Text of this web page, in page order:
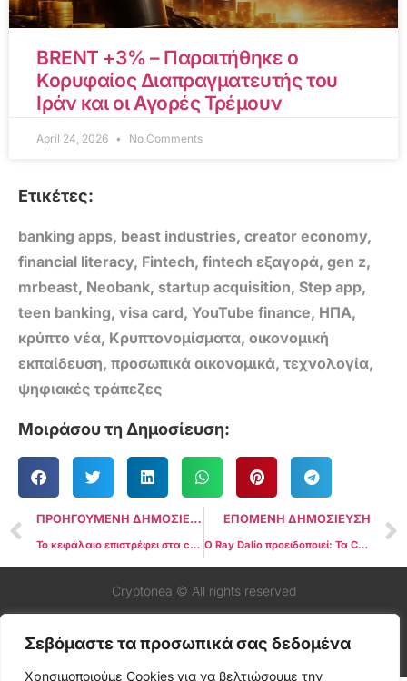
Σεβόμαστε τα προσωπικά σας δεδομένα
Χρησιμοποιούμε Cookies για να βελτιώσουμε την
BRENT +3% – Παραιτήθηκε ο
Κορυφαίος Διαπραγματευτής του
Ιράν και οι Αγορές Τρέμουν
April 24, 2026 No Comments
Ετικέτες:
banking apps, beast industries, creator economy,
financial literacy, Fintech, fintech εξαγορά, gen z,
mrbeast, Neobank, startup acquisition, Step app,
teen banking, visa card, YouTube finance, ΗΠΑ,
κρύπτο νέα, Κρυπτονομίσματα, οικονομική
εκπαίδευση, προσωπικά οικονομικά, τεχνολογία,
ψηφιακές τράπεζες
Μοιράσου τη Δημοσίευση:
ΠΡΟΗΓΟΥΜΕΝΗ ΔΗΜΟΣΙΕΥΣΗ
Το κεφάλαιο επιστρέφει στα crypto, αλλά η μόχλευση απουσιάζει – Τι πραγματικά δείχνουν τα δεδομένα της CoinGlass
ΕΠΟΜΕΝΗ ΔΗΜΟΣΙΕΥΣΗ
Ο Ray Dalio προειδοποιεί: Τα CBDCs μπορούν να βάλουν τέλος στην οικονομική ιδιωτικότητα
Cryptonea © All rights reserved